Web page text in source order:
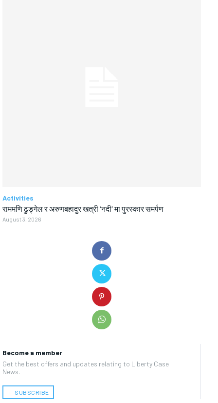
Become a member
Get the best offers and updates relating to Liberty Case
News.
﹢ SUBSCRIBE
Activities
राममणि ढुङ्गेल र अरुणबहादुर खत्री ‘नदी’ मा पुरस्कार समर्पण
August 3, 2026